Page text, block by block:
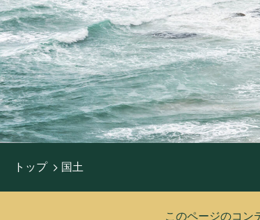
世界の中のオ
観光名所・世界
おすすめ
トップ 国土
このページのコン